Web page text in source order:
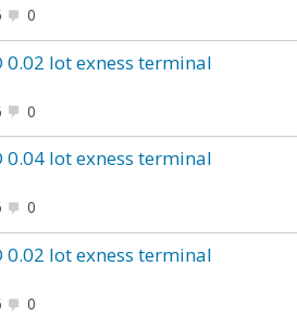
0
0.02 lot exness terminal
0
0.04 lot exness terminal
0
0.02 lot exness terminal
0